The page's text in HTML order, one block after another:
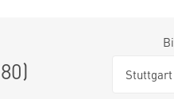
) Stuttgart